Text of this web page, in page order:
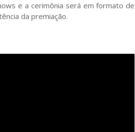
e a cerimônia será em formato de
da premiação.